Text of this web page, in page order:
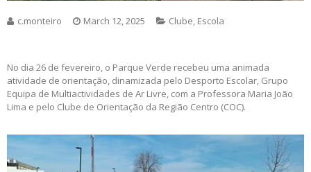
c.monteiro March 12, 2025 Clube, Escola
No dia 26 de fevereiro, o Parque Verde recebeu uma animada
atividade de orientação, dinamizada pelo Desporto Escolar, Grupo
Equipa de Multiactividades de Ar Livre, com a Professora Maria João
Lima e pelo Clube de Orientação da Região Centro (COC).